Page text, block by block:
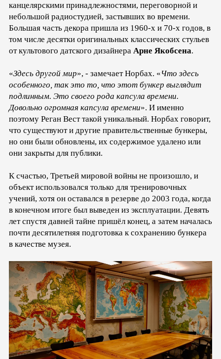
канцелярскими принадлежностями, переговорной и
небольшой радиостудией, застывших во времени.
Большая часть декора пришла из 1960-х и 70-х годов, в
том числе десятки оригинальных классических стульев
от культового датского дизайнера Арне Якобсена.
«Здесь другой мир», - замечает Норбах. «Что здесь
особенного, так это то, что этот бункер выглядит
подлинным. Это своего рода капсула времени.
Довольно огромная капсула времени». И именно
поэтому Реган Вест такой уникальный. Норбах говорит,
что существуют и другие правительственные бункеры,
но они были обновлены, их содержимое удалено или
они закрыты для публики.
К счастью, Третьей мировой войны не произошло, и
объект использовался только для тренировочных
учений, хотя он оставался в резерве до 2003 года, когда
в конечном итоге был выведен из эксплуатации. Девять
лет спустя давней тайне пришёл конец, а затем началась
почти десятилетняя подготовка к сохранению бункера
в качестве музея.